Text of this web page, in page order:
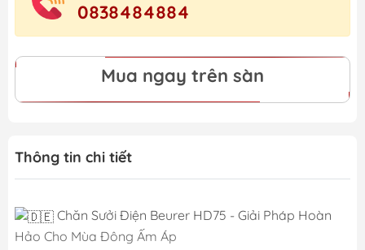
0838484884
Mua ngay trên sàn
Thông tin chi tiết
Chăn Sưởi Điện Beurer HD75 - Giải Pháp Hoàn
Hảo Cho Mùa Đông Ấm Áp